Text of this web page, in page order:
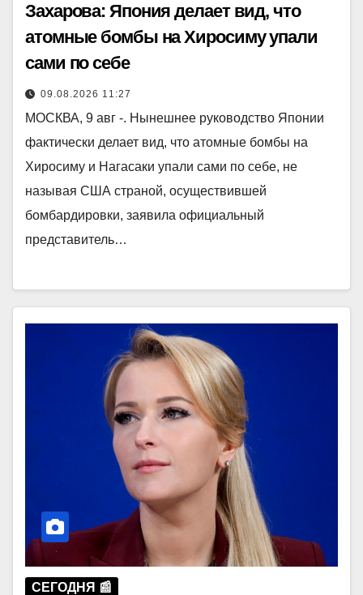
Захарова: Япония делает вид, что
атомные бомбы на Хиросиму упали
сами по себе
09.08.2026 11:27
МОСКВА, 9 авг -. Нынешнее руководство Японии
фактически делает вид, что атомные бомбы на
Хиросиму и Нагасаки упали сами по себе, не
называя США страной, осуществившей
бомбардировки, заявила официальный
представитель…
СЕГОДНЯ 📰